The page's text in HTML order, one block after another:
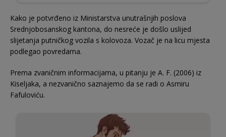
Kako je potvrđeno iz Ministarstva unutrašnjih poslova
Srednjobosanskog kantona, do nesreće je došlo uslijed
slijetanja putničkog vozila s kolovoza. Vozač je na licu mjesta
podlegao povredama.
Prema zvaničnim informacijama, u pitanju je A. F. (2006) iz
Kiseljaka, a nezvanično saznajemo da se radi o Asmiru
Fafuloviću.